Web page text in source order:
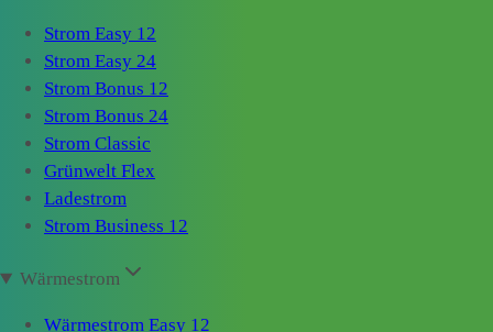
Strom Easy 12
Strom Easy 24
Strom Bonus 12
Strom Bonus 24
Strom Classic
Grünwelt Flex
Ladestrom
Strom Business 12
Wärmestrom
Wärmestrom Easy 12